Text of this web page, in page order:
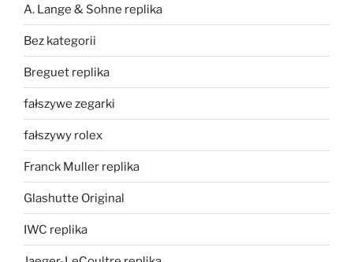
A. Lange & Sohne replika
Bez kategorii
Breguet replika
fałszywe zegarki
fałszywy rolex
Franck Muller replika
Glashutte Original
IWC replika